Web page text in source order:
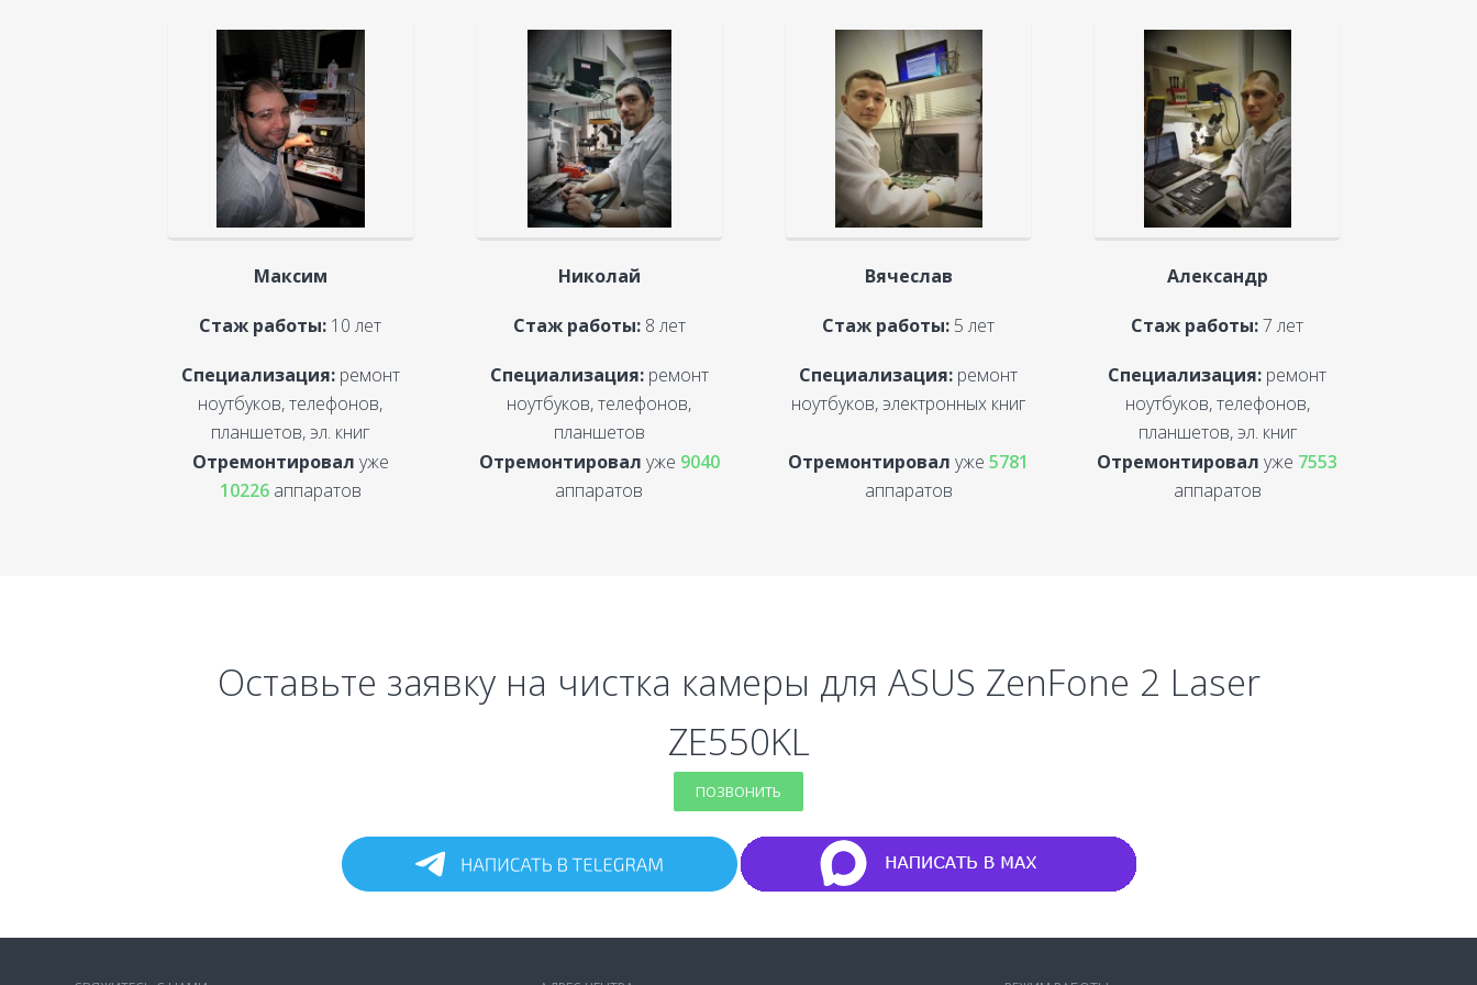
Максим
Стаж работы: 10 лет
Специализация:ремонт
ноутбуков, телефонов,
планшетов, эл. книг
Отремонтировал уже
10226аппаратов
Николай
Стаж работы:8 лет
Специализация:ремонт
ноутбуков, телефонов,
планшетов
Отремонтировал уже 9040
аппаратов
Вячеслав
Стаж работы: 5 лет
Специализация: ремонт
ноутбуков, электронных книг
Отремонтировалуже5781
аппаратов
Александр
Стаж работы:7 лет
Специализация: ремонт
ноутбуков, телефонов,
планшетов, эл. книг
Отремонтировалуже 7553
аппаратов
Оставьте заявку на чистка камеры для ASUS ZenFone 2 Laser
ZE550KL
ПОЗВОНИТЬ